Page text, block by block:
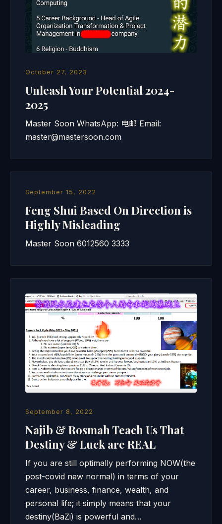
October 27, 2023
Unleash Your Potential 2024-
2025
Master Soon WhatsApp: 电邮 Email:
master@mastersoon.com
September 15, 2022
Feng Shui Based On Direction is
Highly Misleading
Master Soon 6012560 3333
September 8, 2022
Najib & Rosmah Teach Us That
Destiny & Luck are REAL
If you are still optimally performing NOW(the
post-covid new normal) in terms of your
career, business, finance, wealth, and
personal life; it simply means that your
destiny(BaZi) is powerful and…